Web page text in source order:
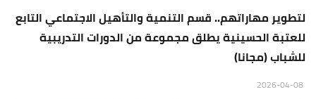
لتطوير مهاراتهم.. قسم التنمية والتأهيل الاجتماعي التابع
للعتبة الحسينية يطلق مجموعة من الدورات التدريبية
للشباب (مجانا)